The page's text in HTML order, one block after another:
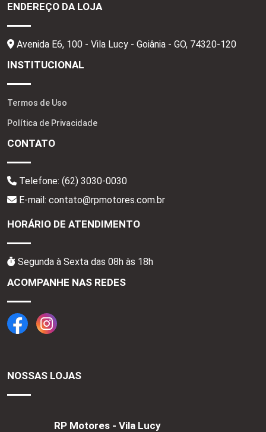
ENDEREÇO DA LOJA
Avenida E6, 100 - Vila Lucy - Goiânia - GO, 74320-120
INSTITUCIONAL
Termos de Uso
Política de Privacidade
CONTATO
Telefone: (62) 3030-0030
E-mail: contato@rpmotores.com.br
HORÁRIO DE ATENDIMENTO
Segunda à Sexta das 08h às 18h
ACOMPANHE NAS REDES
NOSSAS LOJAS
RP Motores - Vila Lucy